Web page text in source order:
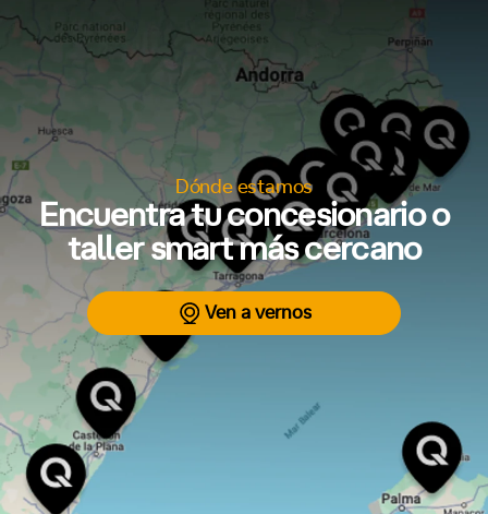
Dónde estamos
Encuentra tu concesionario o
taller smart más cercano
Ven a vernos